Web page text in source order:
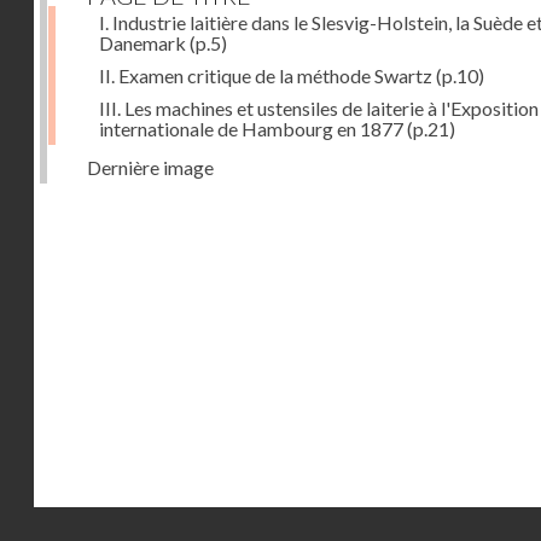
I. Industrie laitière dans le Slesvig-Holstein, la Suède
Danemark (p.5)
II. Examen critique de la méthode Swartz(p.10)
III. Les machines et ustensiles de laiterie à l'Exposition
internationale de Hambourg en 1877(p.21)
Dernière image